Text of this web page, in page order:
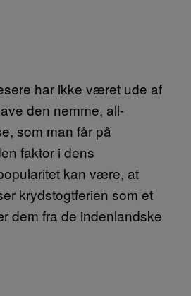
har ikke været ude af
den nemme, all-
som man får på
faktor i dens
kan være, at
krydstogtferien som et
dem fra de indenlandske